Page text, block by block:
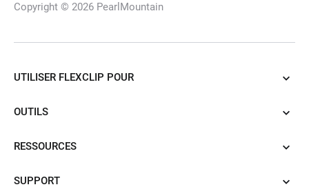
Bumble
Copyright © 2026 PearlMountain
UTILISER FLEXCLIP POUR
OUTILS
RESSOURCES
SUPPORT